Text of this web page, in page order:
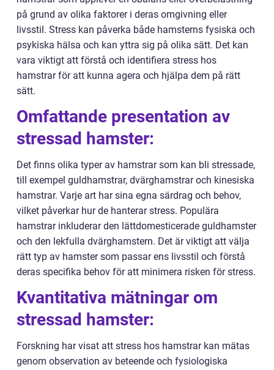
på grund av olika faktorer i deras omgivning eller
livsstil. Stress kan påverka både hamsterns fysiska och
psykiska hälsa och kan yttra sig på olika sätt. Det kan
vara viktigt att förstå och identifiera stress hos
hamstrar för att kunna agera och hjälpa dem på rätt
sätt.
Omfattande presentation av
stressad hamster:
Det finns olika typer av hamstrar som kan bli stressade,
till exempel guldhamstrar, dvärghamstrar och kinesiska
hamstrar. Varje art har sina egna särdrag och behov,
vilket påverkar hur de hanterar stress. Populära
hamstrar inkluderar den lättdomesticerade guldhamster
och den lekfulla dvärghamstern. Det är viktigt att välja
rätt typ av hamster som passar ens livsstil och förstå
deras specifika behov för att minimera risken för stress.
Kvantitativa mätningar om
stressad hamster:
Forskning har visat att stress hos hamstrar kan mätas
genom observation av beteende och fysiologiska